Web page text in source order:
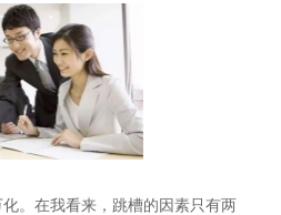
。在我看来，跳槽的因素只有两